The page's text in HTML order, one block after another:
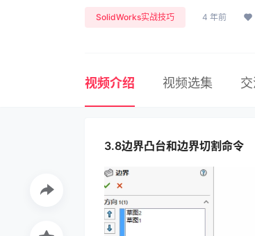
SolidWorks实战技巧 4 年前
视频介绍 视频选集
3.8边界凸台和边界切割命令